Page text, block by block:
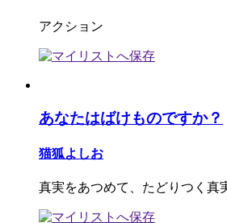
アクション
あなたはばけものですか？
猫狐よしお
真実をあつめて、たどりつく真